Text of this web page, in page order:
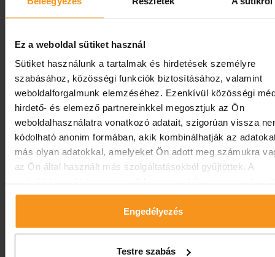
Ez a weboldal sütiket használ
Sütiket használunk a tartalmak és hirdetések személyre
szabásához, közösségi funkciók biztosításához, valamint
weboldalforgalmunk elemzéséhez. Ezenkívül közösségi
hirdető- és elemező partnereinkkel megosztjuk az Ön
weboldalhasználatra vonatkozó adatait, szigorúan vissza
kódolható anonim formában, akik kombinálhatják az
más olyan adatokkal, amelyeket Ön adott meg számukra
az Ön által használt más szolgáltatásokból gyűjtöttek. A
használatához.
Engedélyezés
Testre szabás
Podrobnosti »
Připojte se ještě dnes k našemu
programu, který je k dispozici v angličtině, a
užívejte si výhod a slev! Až 12% sleva +
připsání bodů.
Více informací »
Rozmanitá dětská animace v zcela novém
herním království Roomli. Programy
na počasí a nezapomenutelné zážitky pro
všechny věkové skupiny.